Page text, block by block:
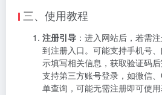
三、使用教程
注册引导 ：进入网站后，若需
到注册入口。可能支持手机号
示填写相关信息，获取验证码
支持第三方账号登录，如微信
单查询，可能无需注册即可使用